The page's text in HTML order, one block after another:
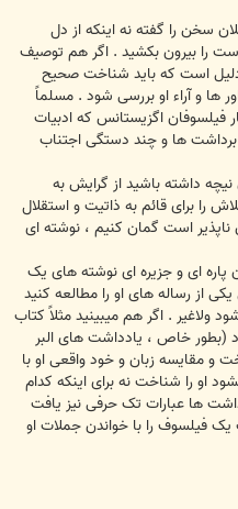
سخن را گفته نه اینکه از دل
را بیرون بکشید . اگر هم توصیف
است که باید شناخت صحیح
ها و آراء او بررسی شود . مسلماً
فیلسوفان اگزیستانس که ادبیات
ها و چند دستگی اجتناب
داشته باشید از گرایش به
را برای قائم به ذاتیت و استقلال
ناپذیر است گمان کنیم ، نوشته ای
ای و جزیره ای نوشته های یک
از رساله های او را مطالعه کنید
ولاغیر . اگر هم میبینید مثلاً کتاب
(بطور خاص ، یادداشت های البر
و مقایسه زبان و خود واقعی او با
او را شناخت نه برای اینکه کدام
ها عبارات تک حرفی نیز یافت
فیلسوف را با خواندن جملات او